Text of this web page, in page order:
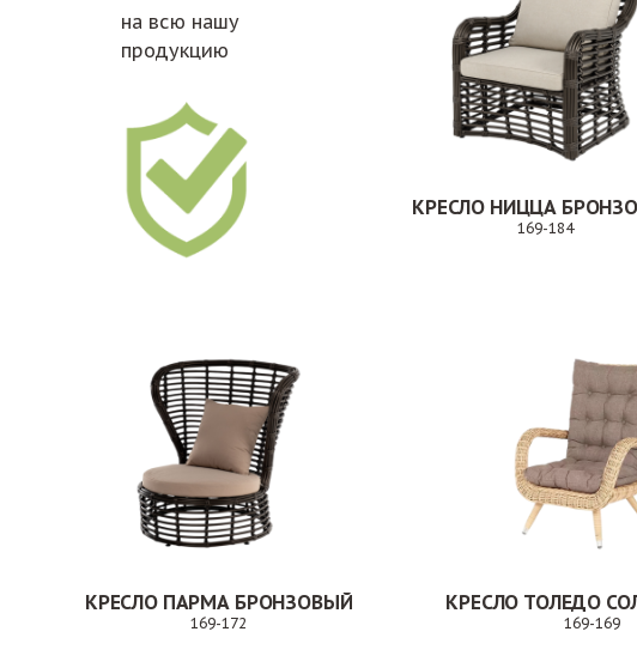
на всю нашу
продукцию
КРЕСЛО НИЦЦА
169-184
КРЕСЛО ПАРМА БРОНЗОВЫЙ
169-172
КРЕСЛО ТОЛЕДО
169-169